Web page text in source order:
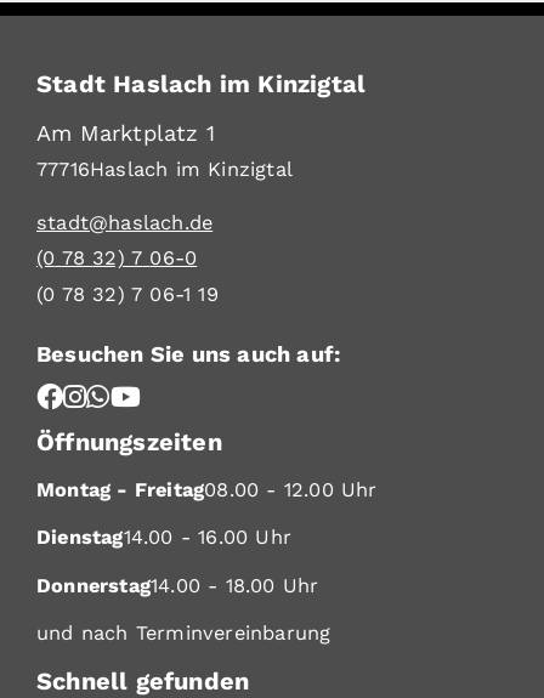
Stadt Haslach im Kinzigtal
Am Marktplatz 1
77716Haslach im Kinzigtal
stadt@haslach.de
(0 78 32) 7 06-0
(0 78 32) 7 06-1 19
Besuchen Sie uns auch auf:
Öffnungszeiten
Montag - Freitag08.00 - 12.00 Uhr
Dienstag14.00 - 16.00 Uhr
Donnerstag14.00 - 18.00 Uhr
und nach Terminvereinbarung
Schnell gefunden